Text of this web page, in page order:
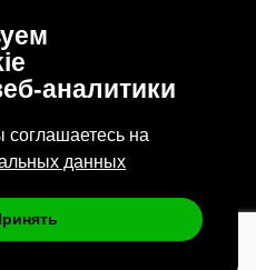
аналитики
соглашаетесь на
данных
д. 47А
ekoind93@yandex.ru